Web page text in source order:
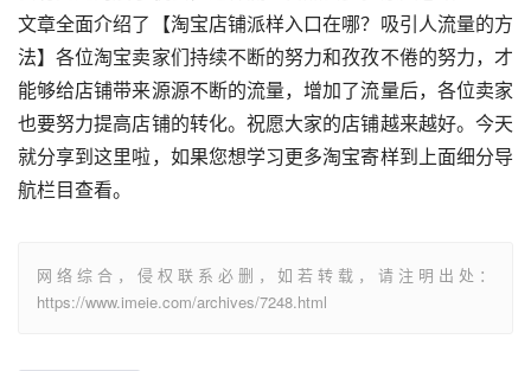
文章全面介绍了【淘宝店铺派样入口在哪？吸引人流量的方
法】各位淘宝卖家们持续不断的努力和孜孜不倦的努力，才
能够给店铺带来源源不断的流量，增加了流量后，各位卖家
也要努力提高店铺的转化。祝愿大家的店铺越来越好。今天
就分享到这里啦，如果您想学习更多淘宝寄样到上面细分导
航栏目查看。
网络综合，侵权联系必删，如若转载，请注明出处：
https://www.imeie.com/archives/7248.html